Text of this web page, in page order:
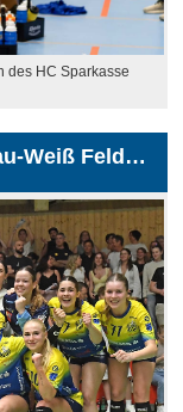
des HC Sparkasse
Die Nummer eins im Ländle! Blau-Weiß Feldkirch setzt ein Ausrufezeichen